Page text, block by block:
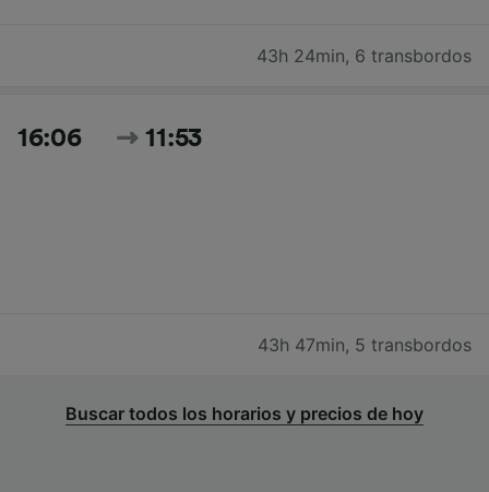
43h 24min, 6 transbordos
16:06 11:53
43h 47min, 5 transbordos
Buscar todos los horarios y precios de hoy